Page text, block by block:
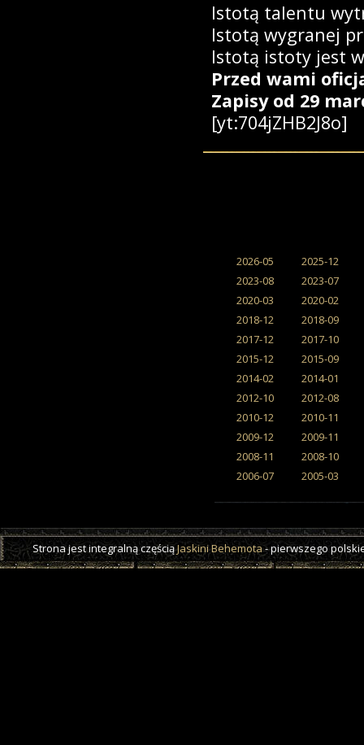
Istotą talentu
Istotą wygranej
Istotą istoty jest
Przed wami
Zapisy od 29
[yt:704jZHB2J8o]
2026-05
2025-12
2023-08
2023-07
2020-03
2020-02
2018-12
2018-09
2017-12
2017-10
2015-12
2015-09
2014-02
2014-01
2012-10
2012-08
2010-12
2010-11
2009-12
2009-11
2008-11
2008-10
2006-07
2005-03
Strona jest integralną częściąJaskini Behemota- pierwszego